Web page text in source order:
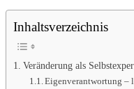
Inhaltsverzeichnis
Veränderung als
Eigenverantwortung –